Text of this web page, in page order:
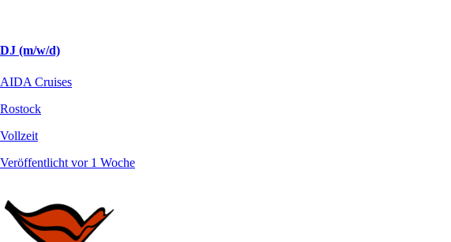
DJ (m/w/d)
AIDA Cruises
Rostock
Vollzeit
Veröffentlicht vor 1 Woche